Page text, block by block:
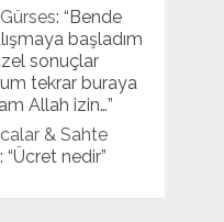
: “ Bende
başladım
sonuçlar
tekrar buraya
Allah izin…”
& Sahte
: “Ücret nedir”